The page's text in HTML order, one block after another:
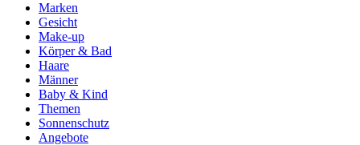
Marken
Gesicht
Make-up
Körper & Bad
Haare
Männer
Baby & Kind
Themen
Sonnenschutz
Angebote